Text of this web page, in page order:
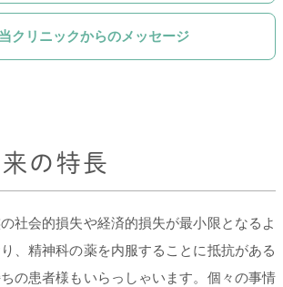
当クリニックからのメッセージ
の特長
社会的損失や経済的損失が最小限となるよ
、精神科の薬を内服することに抵抗がある
の患者様もいらっしゃいます。個々の事情